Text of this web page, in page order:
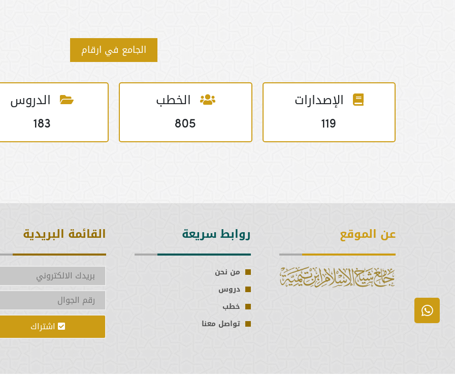
الجامع في ارقام
الإصدارات
119
الخطب
805
الدروس
183
عن الموقع روابط سريعة
من نحن
دروس
خطب
تواصل معنا
القائمة البريدية
اشتراك